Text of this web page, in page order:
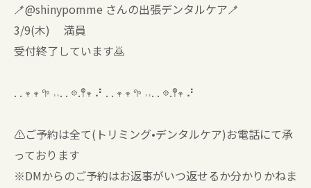
🪥@shinypomme さんの出張デンタルケア🪥
3/9(木) 満員
受付終了しています🙇
. . 𖥧 𖥧 𖧧 ˒˒. . 𖡼.𖤣𖥧 ⠜ . . 𖥧 𖥧 𖧧 ˒˒. . 𖡼.𖤣𖥧 ⠜
⚠️ご予約は全て(トリミング•デンタルケア)お電話にて承
っております
※DMからのご予約はお返事がいつ返せるか分かりかねま